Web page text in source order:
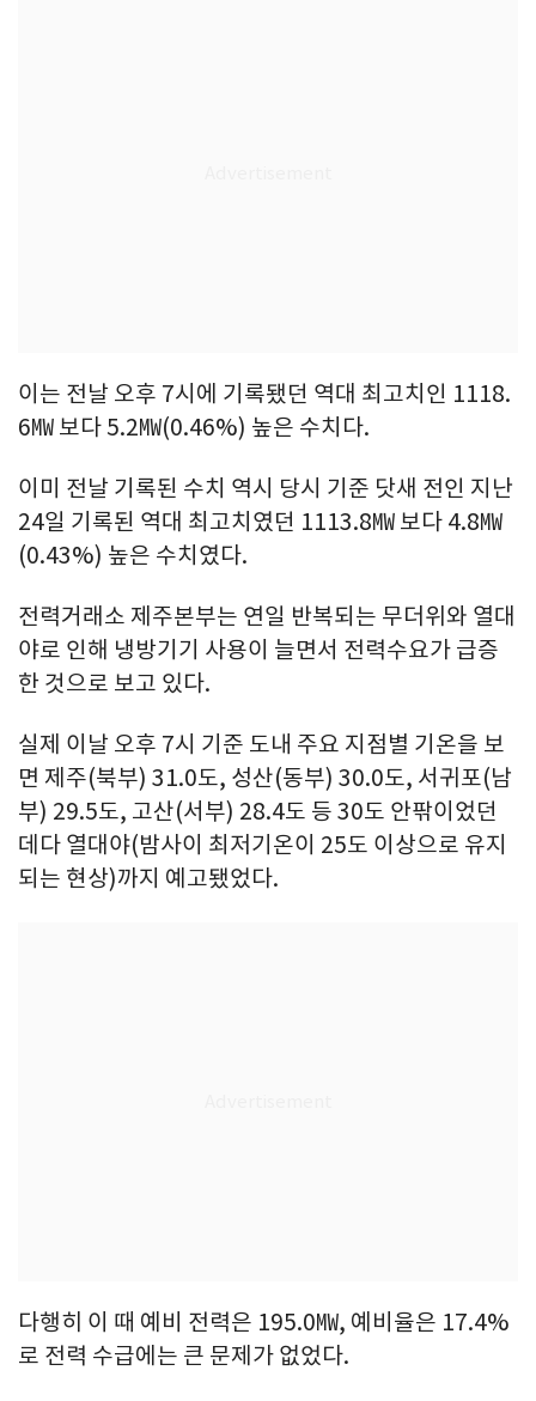
이는 전날 오후 7시에 기록됐던 역대 최고치인 1118.
6㎿ 보다 5.2㎿(0.46%) 높은 수치다.
이미 전날 기록된 수치 역시 당시 기준 닷새 전인 지난
24일 기록된 역대 최고치였던 1113.8㎿ 보다 4.8㎿
(0.43%) 높은 수치였다.
전력거래소 제주본부는 연일 반복되는 무더위와 열대
야로 인해 냉방기기 사용이 늘면서 전력수요가 급증
한 것으로 보고 있다.
실제 이날 오후 7시 기준 도내 주요 지점별 기온을 보
면 제주(북부) 31.0도, 성산(동부) 30.0도, 서귀포(남
부) 29.5도, 고산(서부) 28.4도 등 30도 안팎이었던
데다 열대야(밤사이 최저기온이 25도 이상으로 유지
되는 현상)까지 예고됐었다.
다행히 이 때 예비 전력은 195.0㎿, 예비율은 17.4%
로 전력 수급에는 큰 문제가 없었다.